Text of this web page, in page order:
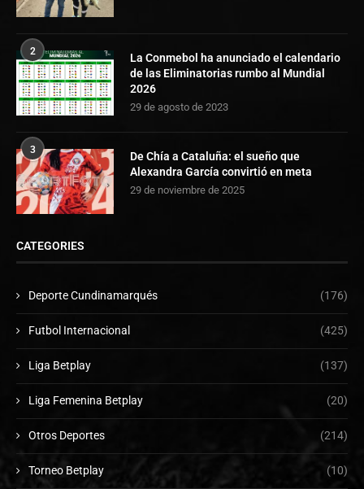
2
La Conmebol ha anunciado el calendario
de las Eliminatorias rumbo al Mundial
2026
29 de agosto de 2023
3
De Chía a Cataluña: el sueño que
Alexandra García convirtió en meta
29 de noviembre de 2025
CATEGORIES
Deporte Cundinamarqués (176)
Futbol Internacional (425)
Liga Betplay (137)
Liga Femenina Betplay (20)
Otros Deportes (214)
Torneo Betplay (10)